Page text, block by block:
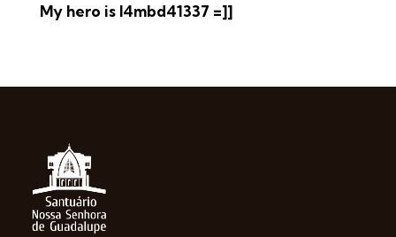
My hero is l4mbd41337 =]]